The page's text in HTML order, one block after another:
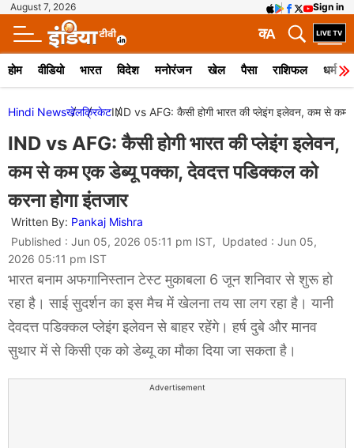
August 7, 2026 Sign in
A
क
होम वीडियो भारत विदेश मनोरंजन खेल पैसा राशिफल धर्म
Hindi Newsखेलक्रिकेटIND vs AFG: कैसी होगी भारत की प्लेइंग इलेवन, कम से कम
IND vs AFG: कैसी होगी भारत की प्लेइंग इलेवन,
कम से कम एक डेब्यू पक्का, देवदत्त पडिक्कल को
करना होगा इंतजार
Written By: Pankaj Mishra
Published : Jun 05, 2026 05:11 pm IST, Updated : Jun 05,
2026 05:11 pm IST
भारत बनाम अफगानिस्तान टेस्ट मुकाबला 6 जून शनिवार से शुरू हो
रहा है। साई सुदर्शन का इस मैच में खेलना तय सा लग रहा है। यानी
देवदत्त पडिक्कल प्लेइंग इलेवन से बाहर रहेंगे। हर्ष दुबे और मानव
सुथार में से किसी एक को डेब्यू का मौका दिया जा सकता है।
Advertisement